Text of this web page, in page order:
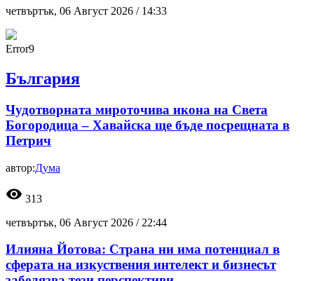
четвъртък, 06 Август 2026 / 14:33
Error9
България
Чудотворната мироточива икона на Света
Богородица – Хавайска ще бъде посрещната в
Петрич
автор:Дума
visibility 313
четвъртък, 06 Август 2026 / 22:44
Илияна Йотова: Страна ни има потенциал в
сферата на изкуствения интелект и бизнесът